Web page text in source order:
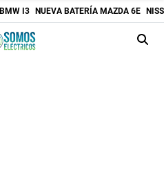
BMW I3 NUEVA BATERÍA MAZDA 6E